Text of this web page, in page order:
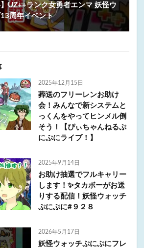
】UZ++ランク女勇者エンマ 妖怪ウ
周年イベント
2025年12月15日
葬送のフリーレンお助け
会！みんなで新システムと
っくんをやってヒンメル倒
そう！【ぴぃちゃんねるぷ
にぷにライブ！】
2025年9月14日
お助け抽選でフルキャリー
します！✨タカボーがお送
りする配信！妖怪ウォッチ
ぷにぷに#９２８
2026年5月17日
妖怪ウォッチぷにぷにフレ